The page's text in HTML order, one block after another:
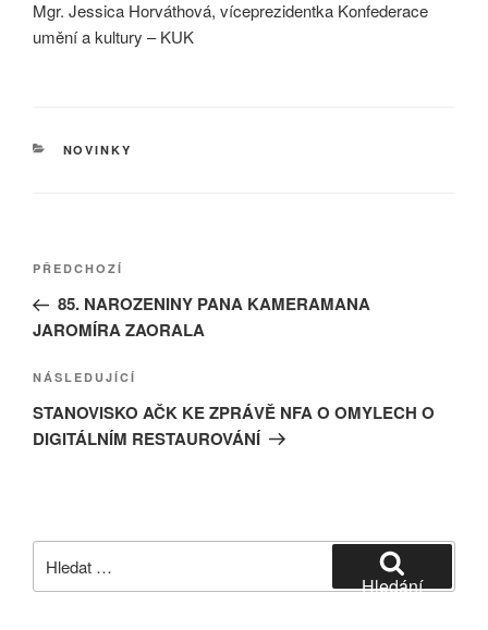
Mgr. Jessica Horváthová, víceprezidentka Konfederace
umění a kultury – KUK
RUBRIKY
NOVINKY
Navigace
příspěvek
Předchozí
příspěvek
PŘEDCHOZÍ
85. NAROZENINY PANA KAMERAMANA
JAROMÍRA ZAORALA
Následující
příspěvek
NÁSLEDUJÍCÍ
STANOVISKO AČK KE ZPRÁVĚ NFA O OMYLECH O
DIGITÁLNÍM RESTAUROVÁNÍ
Hledání